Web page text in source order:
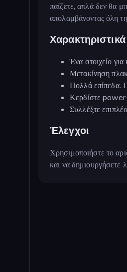
παίζετε, απλά δεν θα
απολαμβάνοντας όλη
Χαρακτηριστικά
Ένα στοιχείο
Μετακίνηση
Πολλά επίπεδα.
Κερδίστε
Συλλέξτε
Έλεγχοι
Χρησιμοποιήστε το
και να δημιουργήσετε